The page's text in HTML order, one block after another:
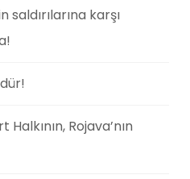
saldırılarına karşı
Rojava’nın